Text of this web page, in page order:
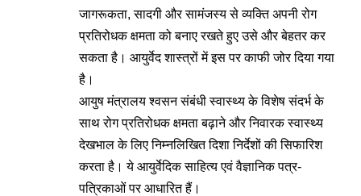
जागरूकता, सादगी और सामंजस्य से व्‍यक्ति अपनी रोग
प्रतिरोधक क्षमता को बनाए रखते हुए उसे और बेहतर कर
सकता है। आयुर्वेद शास्‍त्रों में इस पर काफी जोर दिया गया
है।
आयुष मंत्रालय श्वसन संबंधी स्वास्थ्य के विशेष संदर्भ के
साथ रोग प्रतिरोधक क्षमता बढ़ाने और निवारक स्‍वास्‍थ्‍य
देखभाल के लिए निम्नलिखित दिशा निर्देशों की सिफारिश
करता है। ये आयुर्वेदिक साहित्य एवं वैज्ञानिक पत्र-
पत्रिकाओं पर आधारित हैं।